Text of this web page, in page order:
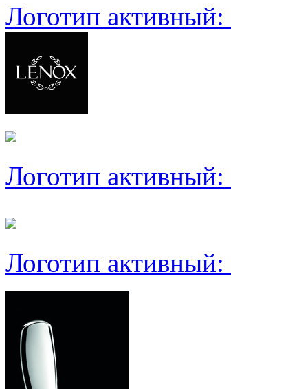
Логотип активный:
Логотип активный:
Логотип активный: